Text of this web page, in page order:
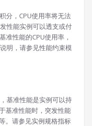
分，CPU使用率将无法
性能实例可以透支或付
准性能的CPU使用率，
明，请参见性能约束模
基准性能是实例可以持
基准性能时，突发性能
。请参见实例规格指标